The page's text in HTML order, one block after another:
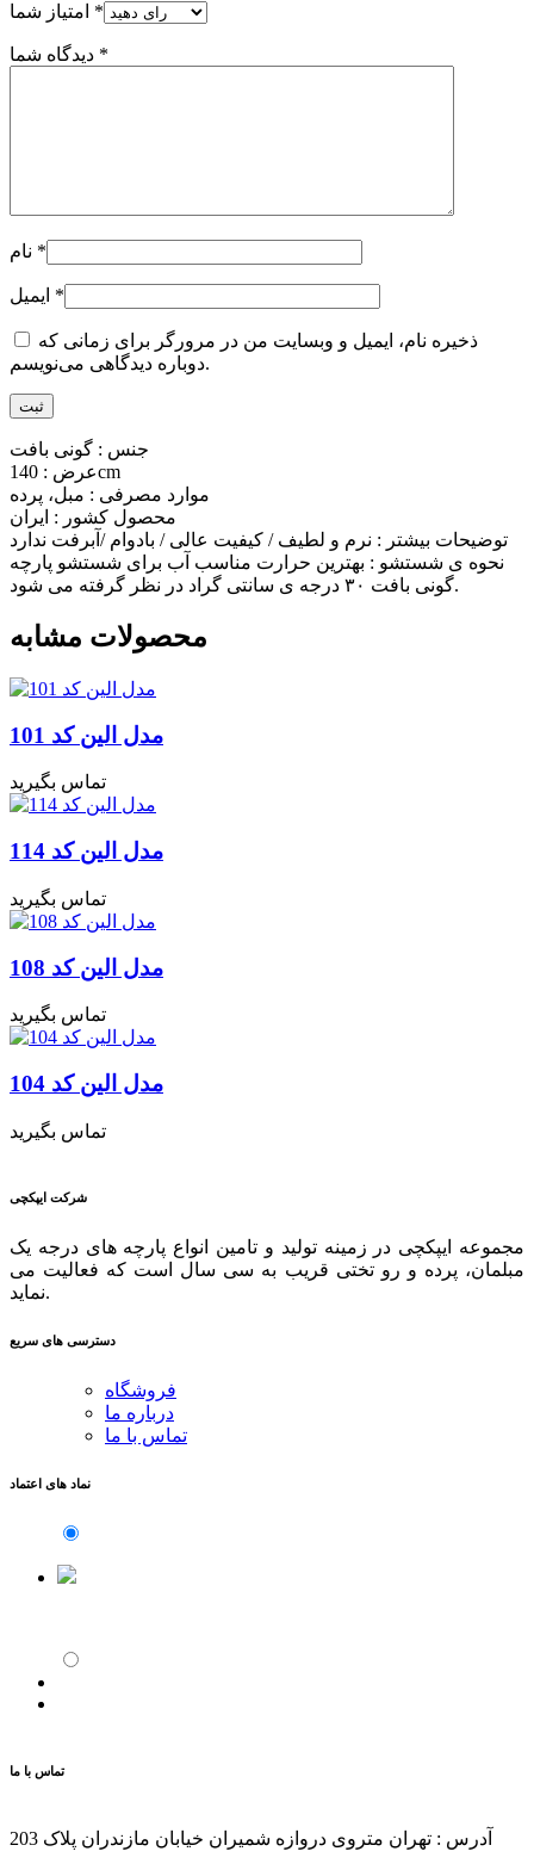
*
*
*
*
ذخیره نام، ایمیل و وبسایت من در مرورگر برای زمانی که
دوباره دیدگاهی می‌نویسم.
جنس : گونی بافت
عرض : 140cm
موارد مصرفی : مبل، پرده
محصول کشور : ایران
توضیحات بیشتر : نرم و لطیف / کیفیت عالی / بادوام /آبرفت ندارد
نحوه ی شستشو : بهترین حرارت مناسب آب برای شستشو پارچه
گونی بافت ۳۰ درجه ی سانتی گراد در نظر گرفته می شود.
محصولات مشابه
مدل الین کد 101
تماس بگیرید
مدل الین کد 114
تماس بگیرید
مدل الین کد 108
تماس بگیرید
مدل الین کد 104
تماس بگیرید
شرکت ایپکچی
مجموعه ایپکچی در زمینه تولید و تامین انواع پارچه های درجه یک
مبلمان، پرده و رو تختی قریب به سی سال است که فعالیت می
نماید.
دسترسی های سریع
فروشگاه
درباره ما
تماس با ما
نماد های اعتماد
تماس با ما
آدرس : تهران متروی دروازه شمیران خیابان مازندران پلاک 203